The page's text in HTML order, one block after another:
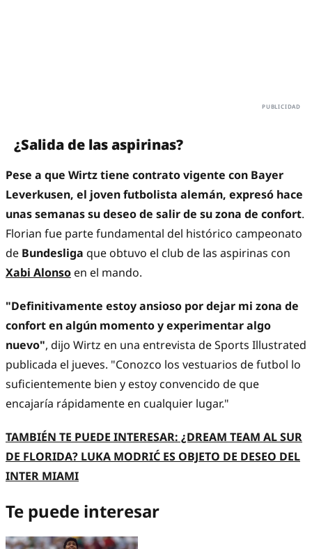
¿Salida de las aspirinas?
Pese a que Wirtz tiene contrato vigente con Bayer
Leverkusen, el joven futbolista alemán, expresó hace
unas semanas su deseo de salir de su zona de confort.
Florian fue parte fundamental del histórico campeonato
de Bundesliga que obtuvo el club de las aspirinas con
Xabi Alonso en el mando.
"Definitivamente estoy ansioso por dejar mi zona de
confort en algún momento y experimentar algo
nuevo", dijo Wirtz en una entrevista de Sports Illustrated
publicada el jueves. "Conozco los vestuarios de futbol lo
suficientemente bien y estoy convencido de que
encajaría rápidamente en cualquier lugar."
TAMBIÉN TE PUEDE INTERESAR: ¿DREAM TEAM AL SUR
DE FLORIDA? LUKA MODRIĆ ES OBJETO DE DESEO DEL
INTER MIAMI
Te puede interesar